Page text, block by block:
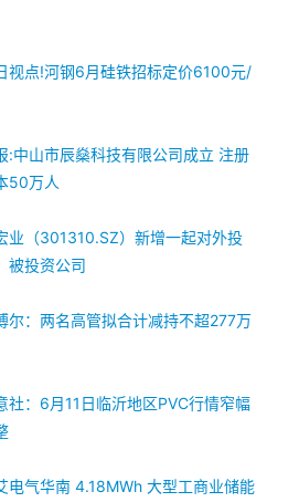
视点!河钢6月硅铁招标定价6100元/
:中山市辰燊科技有限公司成立 注册
50万人
业（301310.SZ）新增一起对外投
被投资公司
尔：两名高管拟合计减持不超277万
社：6月11日临沂地区PVC行情窄幅
电气华南 4.18MWh 大型工商业储能